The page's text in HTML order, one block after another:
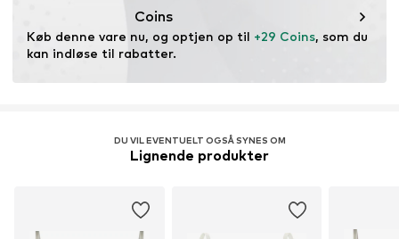
Coins
Køb denne vare nu, og optjen op til +29 Coins, som du
kan indløse til rabatter.
DU VIL EVENTUELT OGSÅ SYNES OM
Lignende produkter